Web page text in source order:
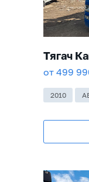
Тягач
от 499
2010